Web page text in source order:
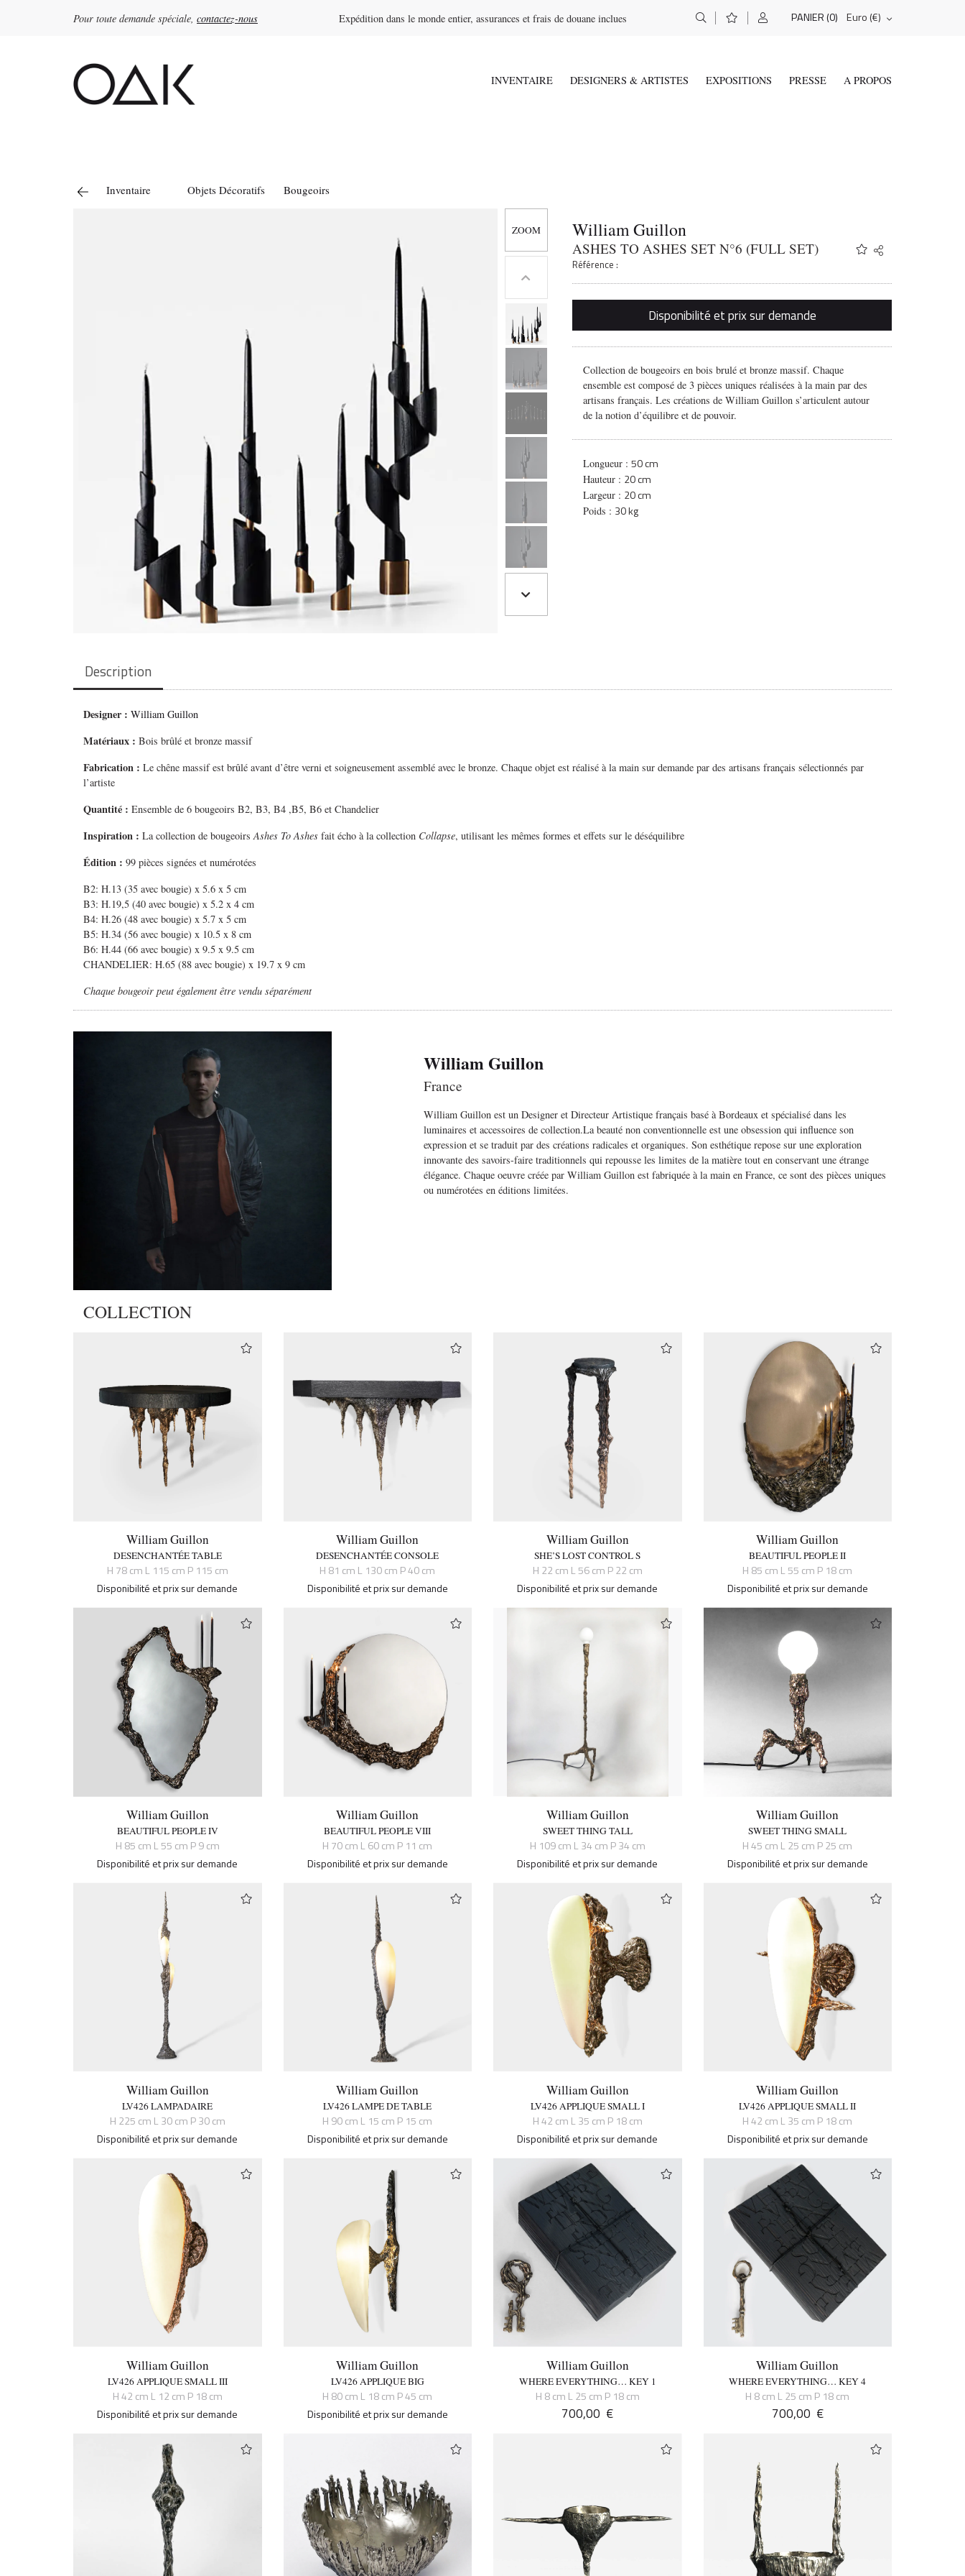
Pour toute demande spéciale, contactez-nous Expédition dans le monde entier, assurances et frais de douane inclues PANIER(0) Euro (€)
Rechercher :
INVENTAIRE DESIGNERS & ARTISTES EXPOSITIONS PRESSE A PROPOS
Inventaire Objets Décoratifs Bougeoirs
William Guillon
ASHES TO ASHES SET N°6 (FULL SET)
Référence :
Share
Twitter
Disponibilité et prix sur demande
Collection de bougeoirs en bois brulé et bronze massif. Chaque
ensemble est composé de 3 pièces uniques réalisées à la main par des
artisans français. Les créations de William Guillon s’articulent autour
de la notion d’équilibre et de pouvoir.
Longueur : 50 cm
Hauteur : 20 cm
Largeur : 20 cm
Poids : 30 kg
Description
Designer :William Guillon
Matériaux : Bois brûlé et bronze massif
Fabrication : Le chêne massif est brûlé avant d’être verni et soigneusement assemblé avec le bronze. Chaque objet est réalisé à la main sur demande par des artisans français sélectionnés par
l’artiste
Quantité : Ensemble de 6 bougeoirs B2, B3, B4 ,B5, B6 et Chandelier
Inspiration :La collection de bougeoirsAshes To Ashes fait écho à la collection Collapse, utilisant les mêmes formes et effets sur le déséquilibre
Édition :99 pièces signées et numérotées
B2: H.13 (35 avec bougie) x 5.6 x 5 cm
B3: H.19,5 (40 avec bougie) x 5.2 x 4 cm
B4: H.26 (48 avec bougie) x 5.7 x 5 cm
B5: H.34 (56 avec bougie) x 10.5 x 8 cm
B6: H.44 (66 avec bougie) x 9.5 x 9.5 cm
CHANDELIER: H.65 (88 avec bougie) x 19.7 x 9 cm
Chaque bougeoir peut également être vendu séparément
William Guillon
France
William Guillon est un Designer et Directeur Artistique français basé à Bordeaux et spécialisé dans les
luminaires et accessoires de collection.La beauté non conventionnelle est une obsession qui influence son
expression et se traduit par des créations radicales et organiques. Son esthétique repose sur une exploration
innovante des savoirs-faire traditionnels qui repousse les limites de la matière tout en conservant une étrange
élégance. Chaque oeuvre créée par William Guillon est fabriquée à la main en France, ce sont des pièces uniques
ou numérotées en éditions limitées.
COLLECTION
William Guillon
DESENCHANTÉE TABLE
H 78 cm L 115 cm P 115 cm
Disponibilité et prix sur demande
William Guillon
DESENCHANTÉE CONSOLE
H 81 cm L 130 cm P 40 cm
Disponibilité et prix sur demande
William Guillon
SHE’S LOST CONTROL S
H 22 cm L 56 cm P 22 cm
Disponibilité et prix sur demande
William Guillon
BEAUTIFUL PEOPLE II
H 85 cm L 55 cm P 18 cm
Disponibilité et prix sur demande
William Guillon
BEAUTIFUL PEOPLE IV
H 85 cm L 55 cm P 9 cm
Disponibilité et prix sur demande
William Guillon
BEAUTIFUL PEOPLE VIII
H 70 cm L 60 cm P 11 cm
Disponibilité et prix sur demande
William Guillon
SWEET THING TALL
H 109 cm L 34 cm P 34 cm
Disponibilité et prix sur demande
William Guillon
SWEET THING SMALL
H 45 cm L 25 cm P 25 cm
Disponibilité et prix sur demande
William Guillon
LV426 LAMPADAIRE
H 225 cm L 30 cm P 30 cm
Disponibilité et prix sur demande
William Guillon
LV426 LAMPE DE TABLE
H 90 cm L 15 cm P 15 cm
Disponibilité et prix sur demande
William Guillon
LV426 APPLIQUE SMALL I
H 42 cm L 35 cm P 18 cm
Disponibilité et prix sur demande
William Guillon
LV426 APPLIQUE SMALL II
H 42 cm L 35 cm P 18 cm
Disponibilité et prix sur demande
William Guillon
LV426 APPLIQUE SMALL III
H 42 cm L 12 cm P 18 cm
Disponibilité et prix sur demande
William Guillon
LV426 APPLIQUE BIG
H 80 cm L 18 cm P 45 cm
Disponibilité et prix sur demande
William Guillon
WHERE EVERYTHING… KEY 1
H 8 cm L 25 cm P 18 cm
700,00 €
William Guillon
WHERE EVERYTHING… KEY 4
H 8 cm L 25 cm P 18 cm
700,00 €